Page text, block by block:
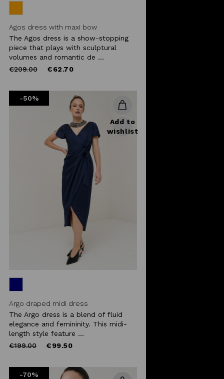
Agos dress with maxi bow
The Agos dress is a show-stopping
piece that plays with sculptural
volumes and romantic de ...
Price
€209.00to €62.70
-50%
Add to
wishlist
Argo draped midi dress
The Argo dress is a blend of fluid
elegance and femininity. This midi-
length style feature ...
Price
€199.00to €99.50
-70%